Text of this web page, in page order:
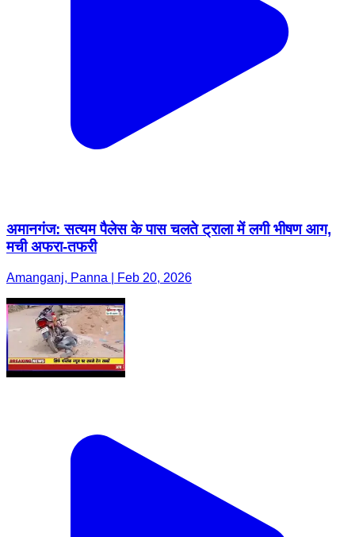
अमानगंज: सत्यम पैलेस के पास चलते ट्राला में लगी भीषण आग,
मची अफरा-तफरी
Amanganj, Panna | Feb 20, 2026